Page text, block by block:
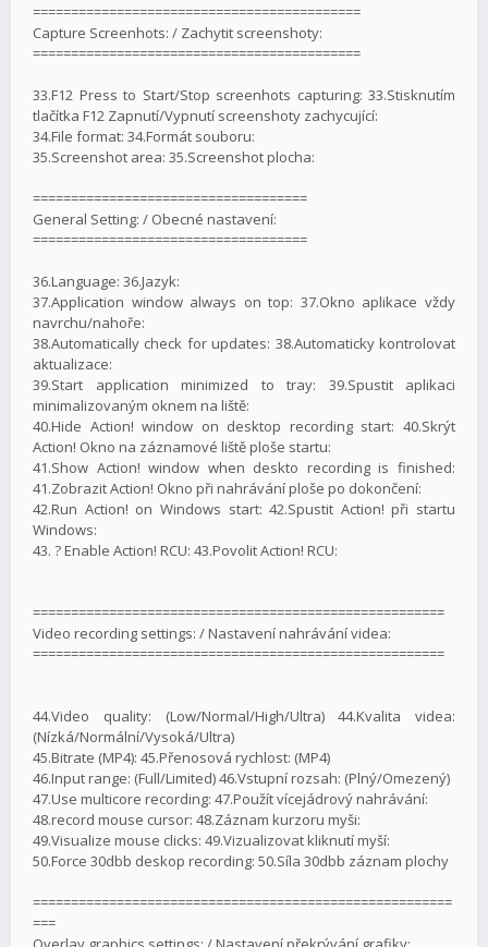
===========================================
Capture Screenhots: / Zachytit screenshoty:
===========================================
33.F12 Press to Start/Stop screenhots capturing: 33.Stisknutím
tlačítka F12 Zapnutí/Vypnutí screenshoty zachycující:
34.File format: 34.Formát souboru:
35.Screenshot area: 35.Screenshot plocha:
====================================
General Setting: / Obecné nastavení:
====================================
36.Language: 36.Jazyk:
37.Application window always on top: 37.Okno aplikace vždy
navrchu/nahoře:
38.Automatically check for updates: 38.Automaticky kontrolovat
aktualizace:
39.Start application minimized to tray: 39.Spustit aplikaci
minimalizovaným oknem na liště:
40.Hide Action! window on desktop recording start: 40.Skrýt
Action! Okno na záznamové liště ploše startu:
41.Show Action! window when deskto recording is finished:
41.Zobrazit Action! Okno při nahrávání ploše po dokončení:
42.Run Action! on Windows start: 42.Spustit Action! při startu
Windows:
43. ? Enable Action! RCU: 43.Povolit Action! RCU:
======================================================
Video recording settings: / Nastavení nahrávání videa:
======================================================
44.Video quality: (Low/Normal/High/Ultra) 44.Kvalita videa:
(Nízká/Normální/Vysoká/Ultra)
45.Bitrate (MP4): 45.Přenosová rychlost: (MP4)
46.Input range: (Full/Limited) 46.Vstupní rozsah: (Plný/Omezený)
47.Use multicore recording: 47.Použít vícejádrový nahrávání:
48.record mouse cursor: 48.Záznam kurzoru myši:
49.Visualize mouse clicks: 49.Vizualizovat kliknutí myší:
50.Force 30dbb deskop recording: 50.Síla 30dbb záznam plochy
=======================================================
===